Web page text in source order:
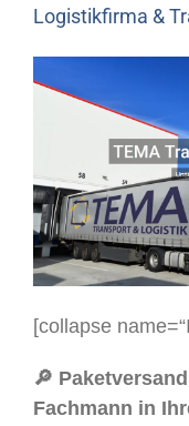
Logistikfirma &
[collapse
🔎
Fachmann in